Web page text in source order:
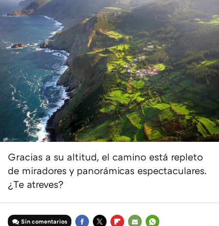
Gracias a su altitud, el camino está repleto
de miradores y panorámicas espectaculares.
¿Te atreves?
Sin comentarios